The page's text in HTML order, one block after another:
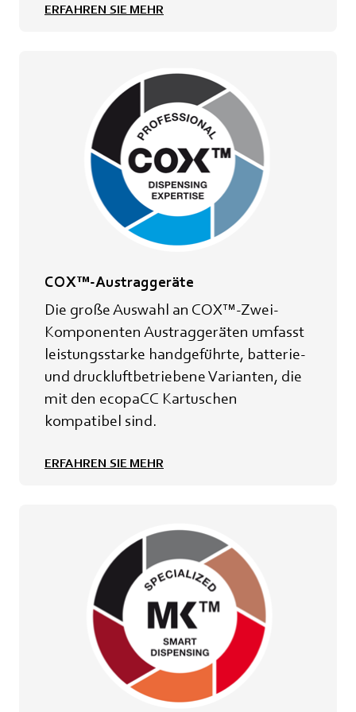
ERFAHREN SIE MEHR
COX™-Austraggeräte
Die große Auswahl an COX™-Zwei-
Komponenten Austraggeräten umfasst
leistungsstarke handgeführte, batterie-
und druckluftbetriebene Varianten, die
mit den ecopaCC Kartuschen
kompatibel sind.
ERFAHREN SIE MEHR